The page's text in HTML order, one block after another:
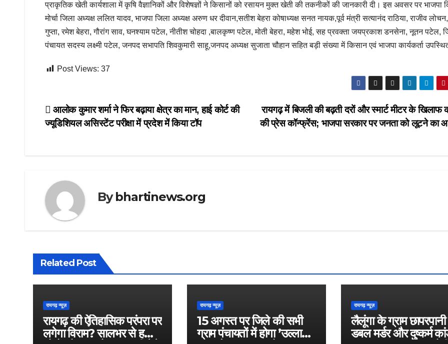
प्राकृतिक खेती कार्यशाला में कृषि वैज्ञानिकों और विशेषज्ञों ने किसानों को रसायन मुक्त खेती की तकनीकों की जानकारी दी। इस अवसर पर भाजपा
मोर्चा जिला अध्यक्ष ललित यादव, भाजपा जिला अध्यक्ष अरुण धर दीवान,सतीश बेहरा कोषाध्यक्ष सनत नायक,पूर्व मंत्री सत्यानंद राठिया, राजीव
गुप्ता, रमेश बेहरा, गौरांग साव, घनश्याम पटेल, नीतीश चोहदा ,बालकृष्ण पटेल, मोती बेहरा, महेश भोई, सह प्रवक्ता जयप्रकाश डनसेना, नूतन पटेल,
पंचायत सदस्य लक्ष्मी पटेल, जनपद सभापति शिवकुमारी साहू,जनपद अध्यक्ष सुजाता चौहान सहित बड़ी संख्या में किसान एवं भाजपा कार्यकर्ता
Post Views: 37
Post
navigation
रायगढ़ में बिजली की बढ़ती दरों और स्मार्ट मीटर के खिलाफ
की प्रेस कॉन्फ्रेंस; भाजपा सरकार पर जनता को लूटने का
आलोक कुमार शर्मा ने फिर बढ़ाया क्षेत्र का मान, हाई कोर्ट की
ज्यूडिशियल असिस्टेंट परीक्षा में प्रदेश में किया टॉप
Bybhartinews.org
Related Post
रायगढ़ न्यूज़
रायगढ़ की ऐतिहासिक परंपरा पर
लगेगा विराम? सालभर से हजारों
रायगढ़ न्यूज़
15 अगस्त पर जिले की सभी
ग्राम पंचायतों में होगा ’उल्लास
रायगढ़ न्यूज़
लैलूंगा के ग्राम
डबल मर्डर और दुष्कर्म